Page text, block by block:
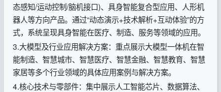
态感知/运动控制/脑机接口)、具身智能复合型应用、人形机
器人等方向产品。通过“动态演示+技术解析+互动体验”的方
式，系统呈现具身智能在医疗、制造、服务等领域的应用。
3.大模型及行业应用解决方案：重点展示大模型一体机在智
能制造、智慧城市、智慧医疗、智慧金融、智慧教育、智慧
家居等多个行业领域的具体应用案例与解决方案。
4.核心技术与零部件：集中展示人工智能芯片、数据算法、